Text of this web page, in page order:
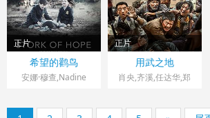
正片
德国,波兰> 战争片
2025 导演：
Franskevich-Leie
希望的鹳鸟
安娜·穆查,Nadine
Yuzhakova,Tatiana
正片
中国大陆> 战争片
2025 导演：申奥
用武之地
肖央,齐溪,任达华,郑